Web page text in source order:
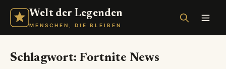
Welt der Legenden
MENSCHEN, DIE BLEIBEN
Schlagwort: Fortnite News